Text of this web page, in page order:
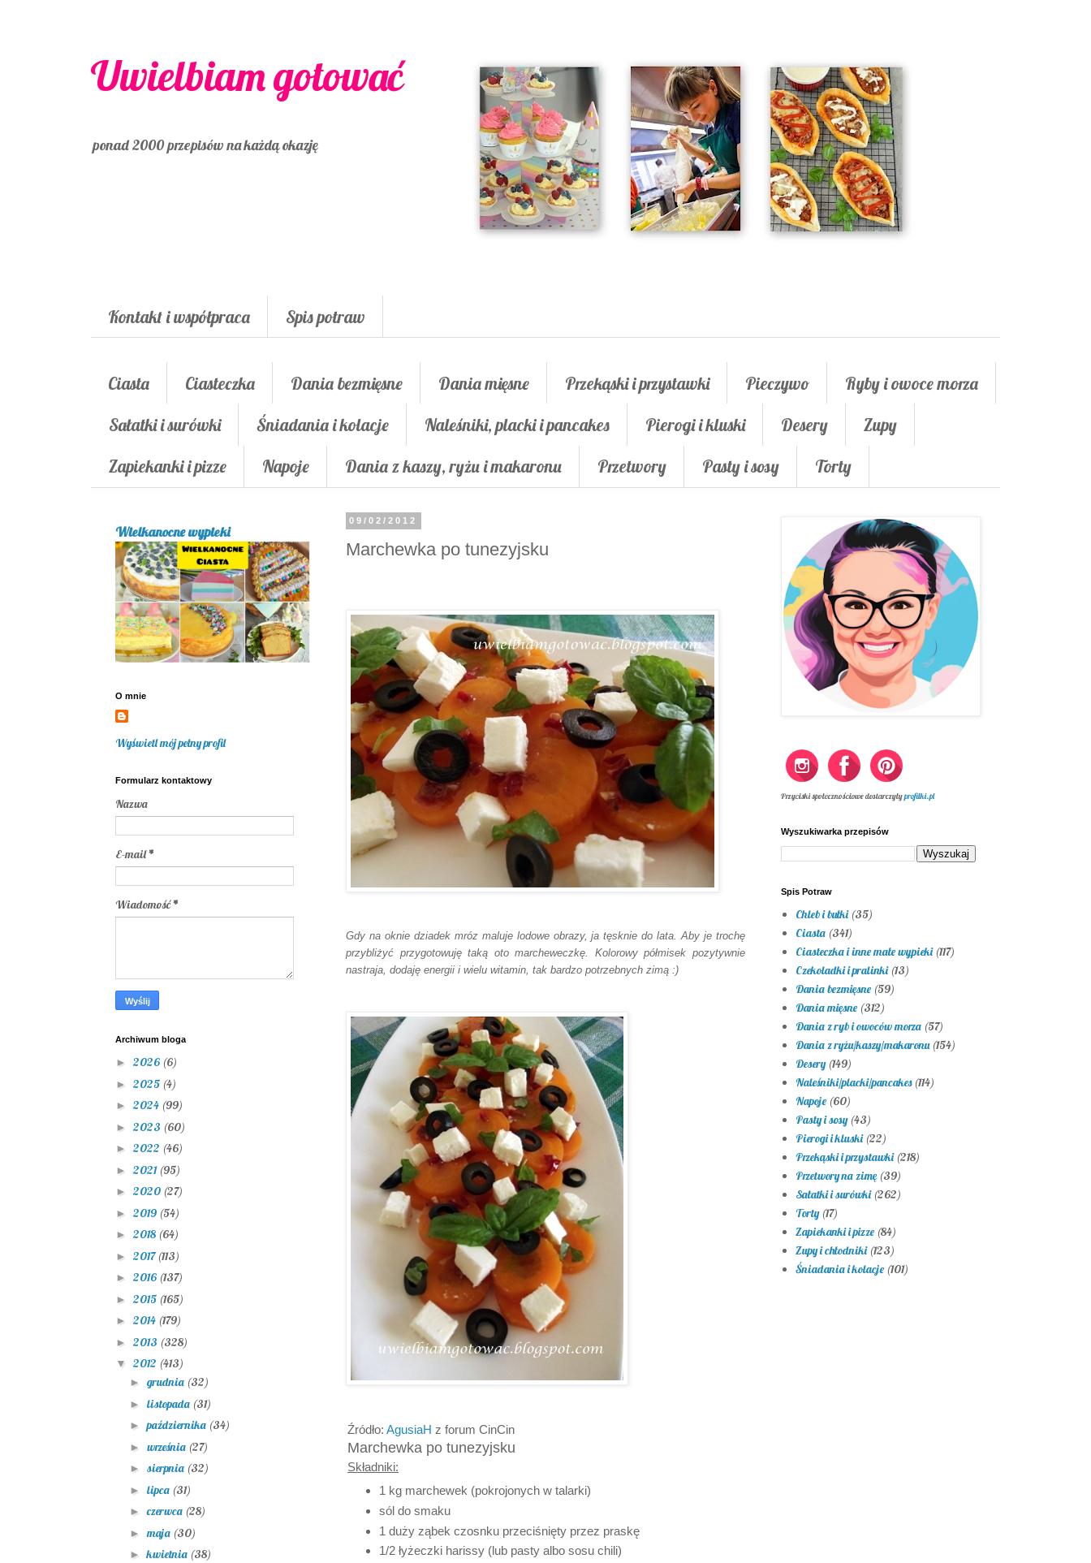
Uwielbiam gotować
ponad 2000 przepisów na każdą okazję
Kontakt i współpraca Spis potraw
Ciasta Ciasteczka Dania bezmięsne Dania mięsne Przekąski i przystawki Pieczywo
Ryby i owoce morza
Sałatki i surówki
Śniadania i kolacje Naleśniki, placki i pancakes Pierogi i kluski Desery
Zupy
Zapiekanki i pizze
Napoje Dania z kaszy, ryżu i makaronu Przetwory Pasty i sosy Torty
09/02/2012
Marchewka po tunezyjsku
Gdy na oknie dziadek mróz maluje lodowe obrazy, ja tęsknie do lata. Aby je trochę
przybliżyć przygotowuję taką oto marcheweczkę. Kolorowy półmisek pozytywnie
nastraja, dodaję energii i wielu witamin, tak bardzo potrzebnych zimą :)
Źródło: AgusiaH z forum CinCin
Marchewka po tunezyjsku
Składniki:
1 kg marchewek (pokrojonych w talarki)
sól do smaku
1 duży ząbek czosnku przeciśnięty przez praskę
1/2 łyżeczki harissy (lub pasty albo sosu chili)
Wielkanocne wypieki
O mnie
Wyświetl mój pełny profil
Formularz kontaktowy
Nazwa
E-mail*
Wiadomość*
Archiwum bloga
► 2026 (6)
► 2025 (4)
► 2024 (99)
► 2023 (60)
► 2022 (46)
► 2021 (95)
► 2020 (27)
► 2019 (54)
► 2018 (64)
► 2017(113)
► 2016 (137)
► 2015 (165)
► 2014 (179)
► 2013 (328)
▼ 2012 (413)
► grudnia (32)
► listopada (31)
►października (34)
► września (27)
► sierpnia (32)
► lipca (31)
►czerwca (28)
► maja (30)
►kwietnia (38)
Przyciski społecznościowe dostarczyłyprofilki.pl
Wyszukiwarka przepisów
Spis Potraw
Chleb i bułki (35)
Ciasta (341)
Ciasteczka i inne małe wypieki (117)
Czekoladki i pralinki (13)
Dania bezmięsne (59)
Dania mięsne (312)
Dania z ryb i owoców morza (57)
Dania z ryżu/kaszy/makaronu (154)
Desery (149)
Naleśniki/placki/pancakes (114)
Napoje (60)
Pasty i sosy (43)
Pierogi i kluski (22)
Przekąski i przystawki (218)
Przetwory na zimę (39)
Sałatki i surówki (262)
Torty (17)
Zapiekanki i pizze (84)
Zupy i chłodniki (123)
Śniadania i kolacje (101)